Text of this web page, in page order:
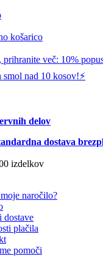
košarico
prihranite več: 10%
nad 10 kosov!⚡️
delov
dostava
izdelkov
naročilo?
dostave
plačila
pomoči